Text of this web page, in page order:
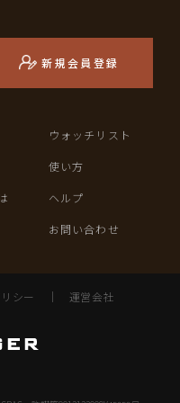
新規会員登録
ウォッチリスト
使い方
ヘルプ
お問い合わせ
シー ｜ 運営会社